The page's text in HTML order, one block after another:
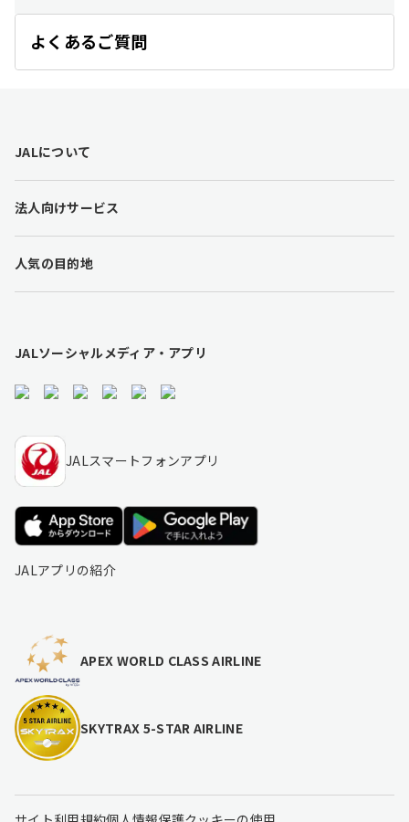
よくあるご質問
く
o
e
i
n
JALについて
法人向けサービス
人気の目的地
JALソーシャルメディア・アプリ
JALスマートフォンアプリ
JALアプリの紹介
APEX WORLD CLASS AIRLINE
SKYTRAX 5-STAR AIRLINE